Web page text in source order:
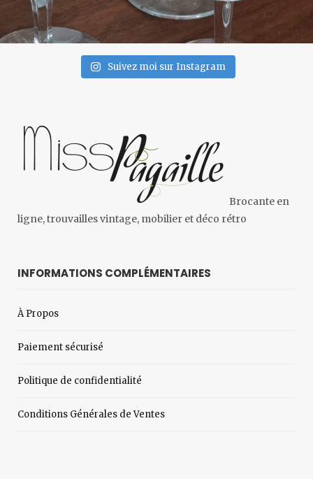
Suivez moi sur Instagram
Brocante en
ligne, trouvailles vintage, mobilier et déco rétro
INFORMATIONS COMPLÉMENTAIRES
À Propos
Paiement sécurisé
Politique de confidentialité
Conditions Générales de Ventes